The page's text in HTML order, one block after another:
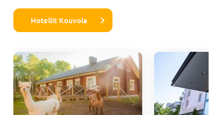
Hotellit Kouvola